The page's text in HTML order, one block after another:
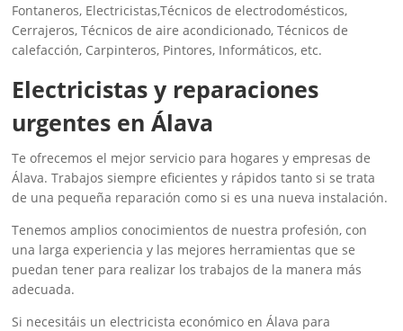
Fontaneros, Electricistas,Técnicos de electrodomésticos,
Cerrajeros, Técnicos de aire acondicionado, Técnicos de
calefacción, Carpinteros, Pintores, Informáticos, etc.
‎Electricistas y reparaciones
urgentes en Álava
Te ofrecemos el mejor servicio para hogares y empresas de
Álava. Trabajos siempre eficientes y rápidos tanto si se trata
de una pequeña reparación como si es una nueva instalación.
Tenemos amplios conocimientos de nuestra profesión, con
una larga experiencia y las mejores herramientas que se
puedan tener para realizar los trabajos de la manera más
adecuada.
Si necesitáis un electricista económico en Álava para